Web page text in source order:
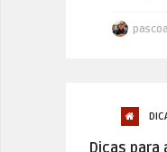
pascoa
Dicas para